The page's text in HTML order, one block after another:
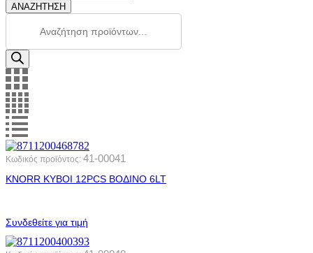
ΑΝΑΖΗΤΗΣΗ
Products
Κωδικός προϊόντος: 41-00041
ΚΝΟRR KYBOI 12PCS ΒΟΔΙΝΟ 6LT
Συνδεθείτε για τιμή